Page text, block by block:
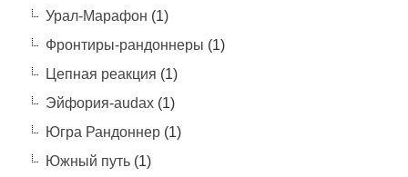
Урал-Марафон (1)
Фронтиры-рандоннеры (1)
Цепная реакция (1)
Эйфория-audax(1)
Югра Рандоннер(1)
Южный путь(1)